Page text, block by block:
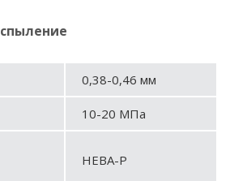
0,38-0,46 мм
10-20 МПа
НЕВА-Р